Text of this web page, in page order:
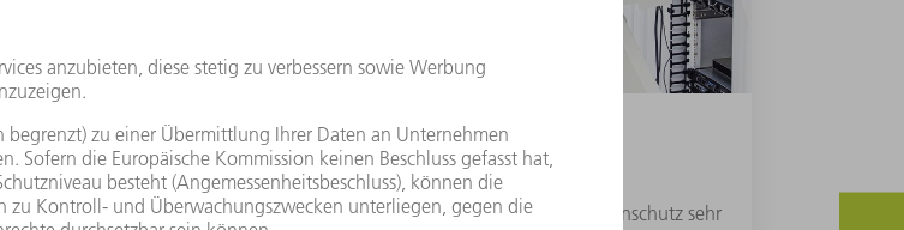
Datensicherheit
Wir nehmen Informationssicherheit, IT-Sicherheit und Datenschutz sehr